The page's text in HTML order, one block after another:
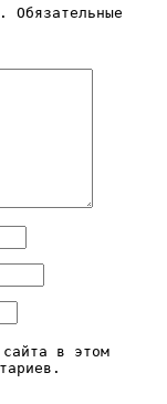
Обязательные
в этом